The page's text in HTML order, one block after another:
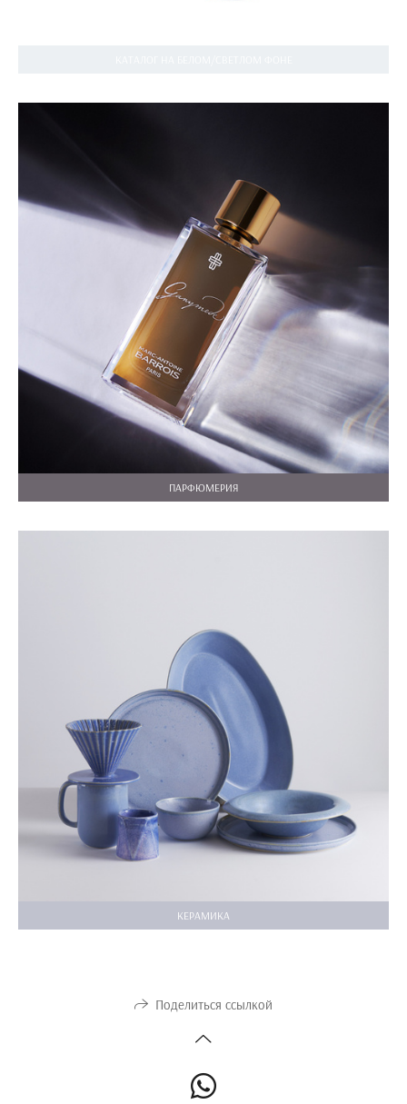
ПАРФЮМЕРИЯ
КЕРАМИКА
Поделиться ссылкой